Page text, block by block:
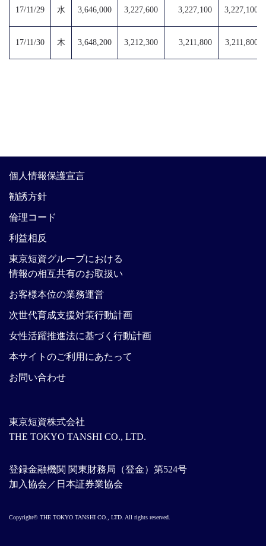
17/11/29 水 3,646,000 3,227,600 3,227,100 3,227,100
17/11/30 木 3,648,200 3,212,300 3,211,800 3,211,800
東京短資株式会社
THE TOKYO TANSHI CO., LTD.
登録金融機関 関東財務局（登金）第524号
加入協会／日本証券業協会
個人情報保護宣言
勧誘方針
倫理コード
利益相反
東京短資グループにおける
情報の相互共有のお取扱い
お客様本位の業務運営
次世代育成支援対策行動計画
女性活躍推進法に基づく行動計画
本サイトのご利用にあたって
お問い合わせ
Copyright© THE TOKYO TANSHI CO., LTD. All rights reserved.